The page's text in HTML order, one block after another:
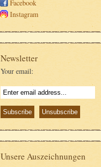
Facebook
Instagram
Newsletter
Your email:
Unsere Auszeichnungen